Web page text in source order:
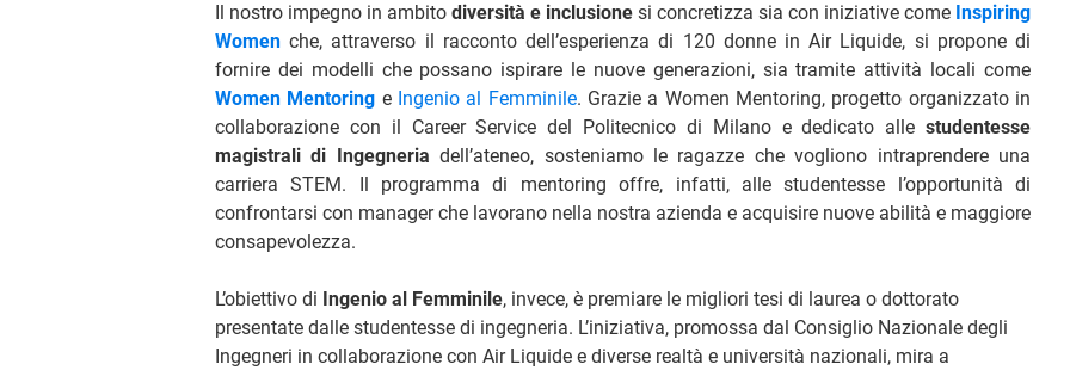
Il nostro impegno in ambito diversità e inclusione si concretizza sia con iniziative come Inspiring
Women che, attraverso il racconto dell’esperienza di 120 donne in Air Liquide, si propone di
fornire dei modelli che possano ispirare le nuove generazioni, sia tramite attività locali come
Women Mentoring e Ingenio al Femminile. Grazie a Women Mentoring, progetto organizzato in
collaborazione con il Career Service del Politecnico di Milano e dedicato alle studentesse
magistrali di Ingegneria dell’ateneo, sosteniamo le ragazze che vogliono intraprendere una
carriera STEM. Il programma di mentoring offre, infatti, alle studentesse l’opportunità di
confrontarsi con manager che lavorano nella nostra azienda e acquisire nuove abilità e maggiore
consapevolezza.
L’obiettivo di Ingenio al Femminile, invece, è premiare le migliori tesi di laurea o dottorato
presentate dalle studentesse di ingegneria. L’iniziativa, promossa dal Consiglio Nazionale degli
Ingegneri in collaborazione con Air Liquide e diverse realtà e università nazionali, mira a